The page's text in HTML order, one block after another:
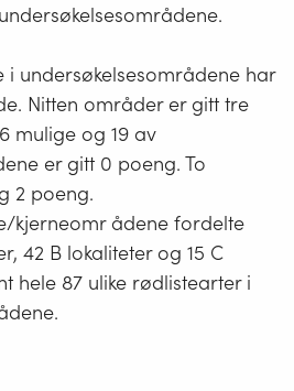
i undersøkelsesområdene har
Nitten områder er gitt tre
mulige og 19 av
er gitt 0 poeng. To
2 poeng.
kjerneomr ådene fordelte
42 B lokaliteter og 15 C
hele 87 ulike rødlistearter i